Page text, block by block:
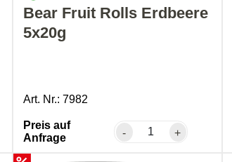
Bear Fruit Rolls Erdbeere
5x20g
Art. Nr.: 7982
Preis auf
Anfrage
- +